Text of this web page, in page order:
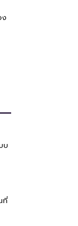
ง
บ
ที่